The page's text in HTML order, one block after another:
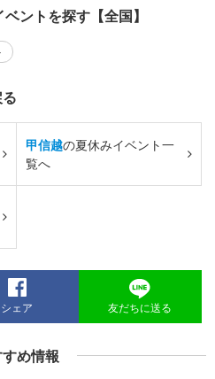
ントを探す【全国】
甲信越の夏休みイベント一
覧へ
シェア 友だちに送る
め情報